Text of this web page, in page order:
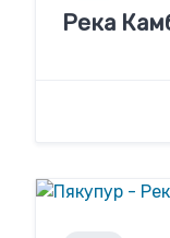
Река